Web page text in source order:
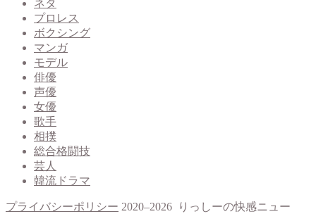
ネタ
プロレス
ボクシング
マンガ
モデル
俳優
声優
女優
歌手
相撲
総合格闘技
芸人
韓流ドラマ
プライバシーポリシー 2020–2026 りっしーの快感ニュー